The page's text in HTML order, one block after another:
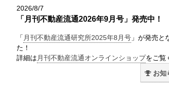
2026/8/7
「月刊不動産流通2026年9月号」発売中！
「 月刊不動産流通研究所2025年8月号 」が発売と
た！
詳細は 月刊不動産流通オンラインショップをご覧
お知